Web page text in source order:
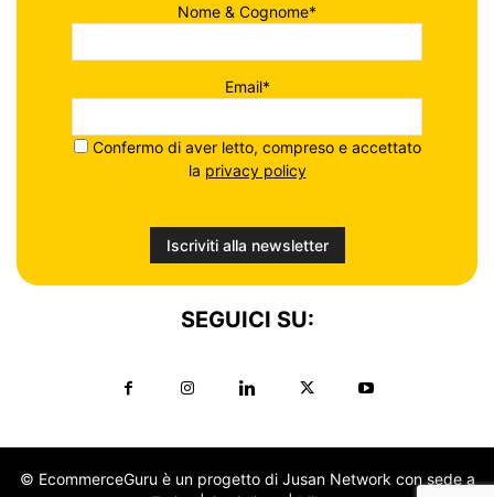
Nome & Cognome*
Email*
Confermo di aver letto, compreso e accettato
la privacy policy
SEGUICI SU:
© EcommerceGuru è un progetto di Jusan Network con sede a